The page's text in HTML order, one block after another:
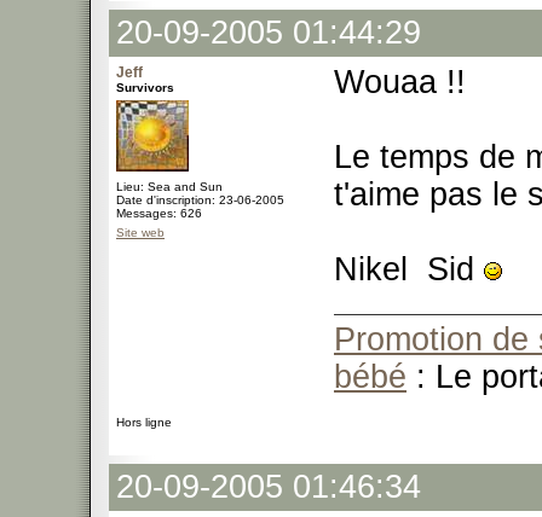
20-09-2005 01:44:29
Jeff
Survivors
Lieu: Sea and Sun
Date d'inscription: 23-06-2005
Messages: 626
Site web
Wouaa !!
Le temps de
t'aime pas le
Nikel Sid
Promotion de
bébé : Le
Hors ligne
20-09-2005 01:46:34